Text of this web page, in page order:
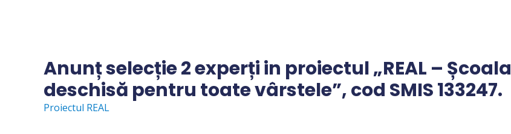
Anunț selecție 2 experți in proiectul „REAL – Școala
deschisă pentru toate vârstele”, cod SMIS 133247.
Proiectul REAL